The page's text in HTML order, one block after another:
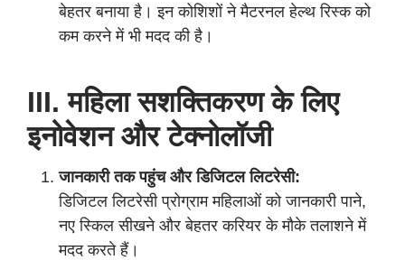
बेहतर बनाया है। इन कोशिशों ने मैटरनल हेल्थ रिस्क को
कम करने में भी मदद की है।
III. महिला सशक्तिकरण के लिए
इनोवेशन और टेक्नोलॉजी
जानकारी तक पहुंच और डिजिटल लिटरेसी:
डिजिटल लिटरेसी प्रोग्राम महिलाओं को जानकारी पाने,
नए स्किल सीखने और बेहतर करियर के मौके तलाशने में
मदद करते हैं।